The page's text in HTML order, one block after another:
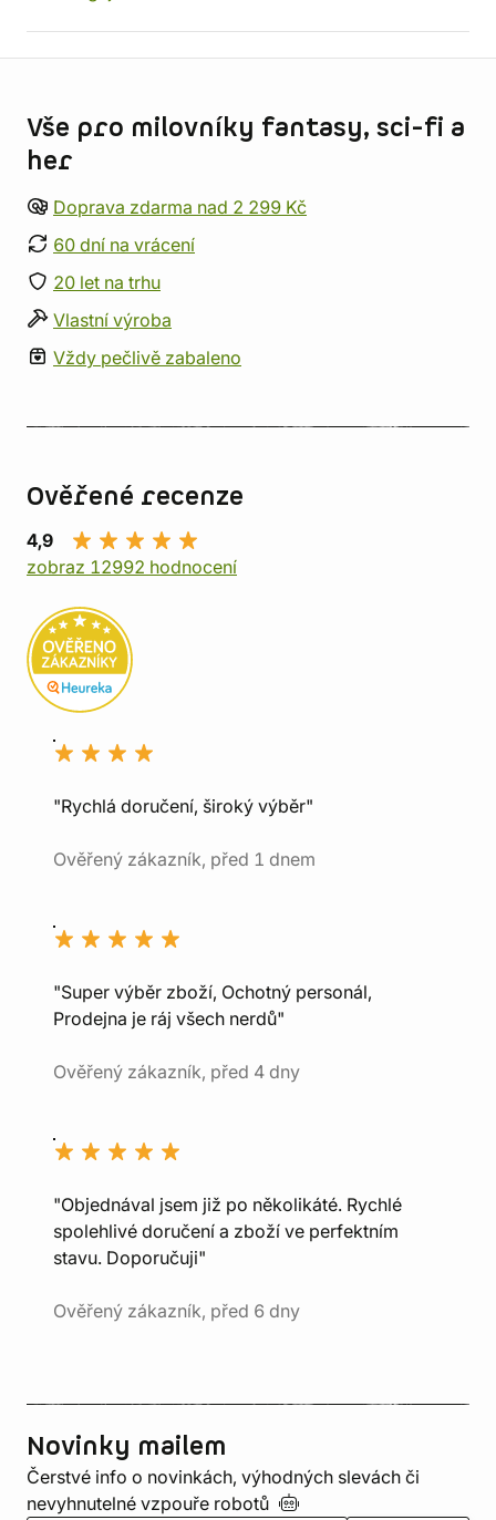
Vše pro milovníky fantasy, sci-fi a
her
Doprava zdarma nad 2 299 Kč
60 dní na vrácení
20 let na trhu
Vlastní výroba
Vždy pečlivě zabaleno
Ověřené recenze
4,9
zobraz 12992 hodnocení
"Rychlá doručení, široký výběr"
Ověřený zákazník, před 1 dnem
"Super výběr zboží, Ochotný personál,
Prodejna je ráj všech nerdů"
Ověřený zákazník, před 4 dny
"Objednával jsem již po několikáté. Rychlé
spolehlivé doručení a zboží ve perfektním
stavu. Doporučuji"
Ověřený zákazník, před 6 dny
Novinky mailem
Čerstvé info o novinkách, výhodných slevách či
nevyhnutelné vzpouře robotů